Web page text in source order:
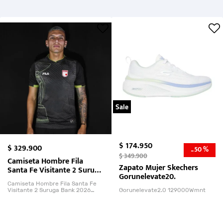
$329.900
Camiseta Hombre Fila
Santa Fe Visitante 2 Suruga
Bank 2026
Camiseta Hombre Fila Santa Fe
Visitante 2 Suruga Bank 2026
Sale
$174.950
$349.900 -50 %
Zapato Mujer Skechers
Gorunelevate20.
Gorunelevate2.0 129000Wmnt